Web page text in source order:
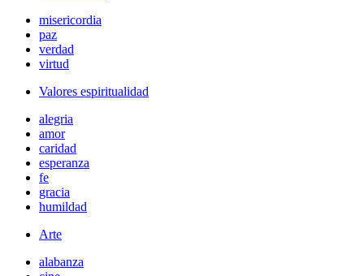
misericordia
paz
verdad
virtud
Valores espiritualidad
alegria
amor
caridad
esperanza
fe
gracia
humildad
Arte
alabanza